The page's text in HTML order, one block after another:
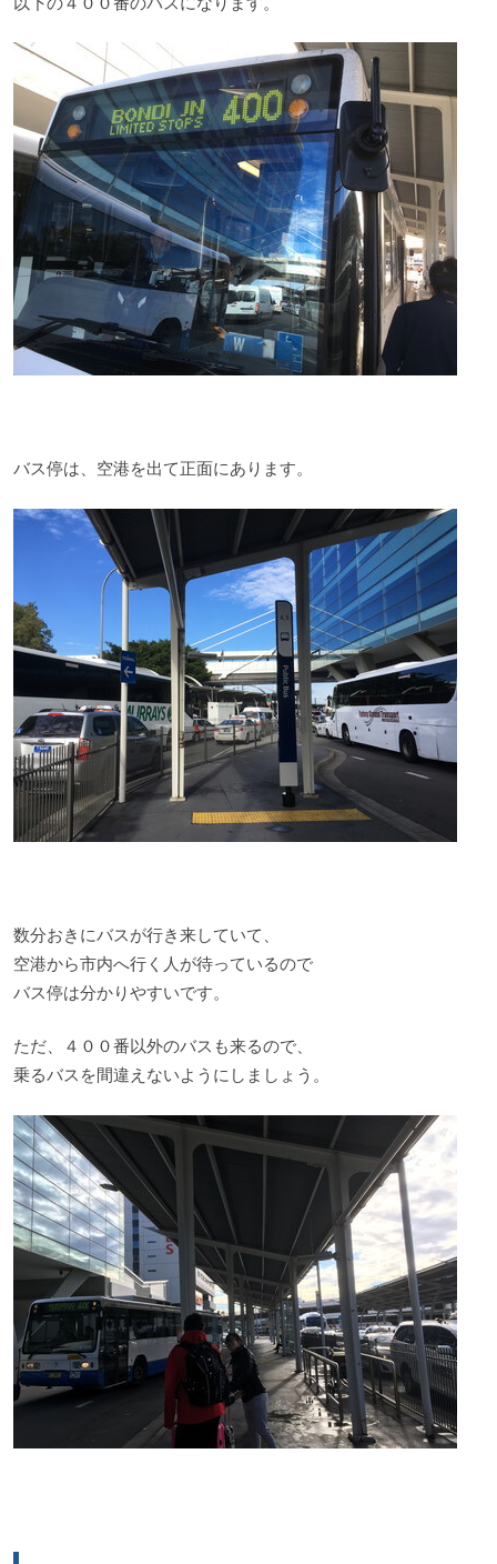
バス停は、空港を出て正面にあります。
数分おきにバスが行き来していて、
空港から市内へ行く人が待っているので
バス停は分かりやすいです。
ただ、４００番以外のバスも来るので、
乗るバスを間違えないようにしましょう。